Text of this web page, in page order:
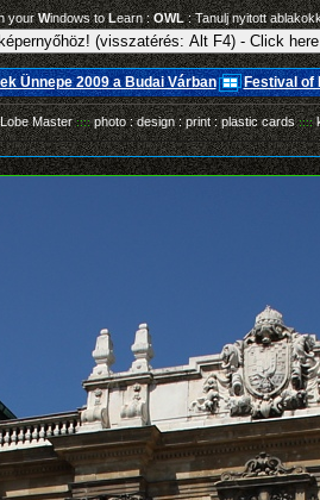
yourWindows toLearn :OWL: Tanulj nyitott
Ünnepe 2009 a Budai Várban Festival of
Master :::: photo : design : print : plastic cards::::